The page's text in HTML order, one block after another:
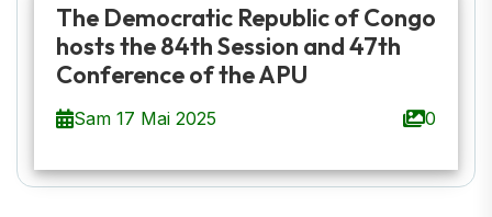
The Democratic Republic of Congo
hosts the 84th Session and 47th
Conference of the APU
Sam 17 Mai 2025 0